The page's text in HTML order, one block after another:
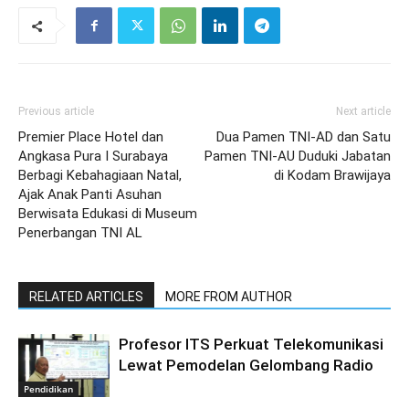
Previous article
Premier Place Hotel dan
Angkasa Pura I Surabaya
Berbagi Kebahagiaan Natal,
Ajak Anak Panti Asuhan
Berwisata Edukasi di Museum
Penerbangan TNI AL
Next article
Dua Pamen TNI-AD dan Satu
Pamen TNI-AU Duduki Jabatan
di Kodam Brawijaya
RELATED ARTICLES MORE FROM AUTHOR
Pendidikan
Profesor ITS Perkuat Telekomunikasi
Lewat Pemodelan Gelombang Radio